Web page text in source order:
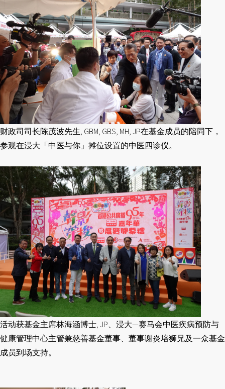
财政司司长陈茂波先生, GBM, GBS, MH, JP在基金成员的陪同下，
参观在浸大「中医与你」摊位设置的中医四诊仪。
活动获基金主席林海涵博士, JP、浸大—赛马会中医疾病预防与
健康管理中心主管兼慈善基金董事、董事谢炎培狮兄及一众基金
成员到场支持。